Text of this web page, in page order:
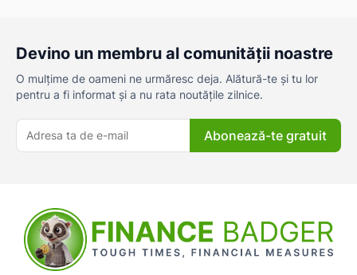
Devino un membru al comunității noastre
O mulțime de oameni ne urmăresc deja. Alătură-te și tu lor
pentru a fi informat și a nu rata noutățile zilnice.
Abonează-te gratuit